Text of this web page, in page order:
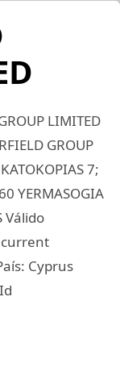
LIMITED
GROUP
7;
YERMASOGIA
Válido
current
Cyprus